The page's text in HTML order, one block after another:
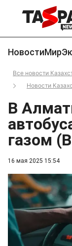
НовостиМир
Все новости
Новости
16 мая 2025 15:54
В
газом